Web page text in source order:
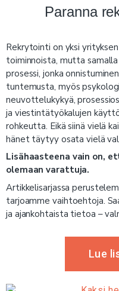
Paranna
Rekrytointi on yksi
toiminnoista, mutta
prosessi, jonka
tuntemusta, myös
neuvottelukykyä,
ja viestintätyökalujen
rohkeutta. Eikä siinä vielä
hänet täytyy osata vielä
Lisähaasteena vain on,
olemaan varattuja.
Artikkelisarjassa
tarjoamme vaihtoehtoja.
ja ajankohtaista tietoa –
Lue